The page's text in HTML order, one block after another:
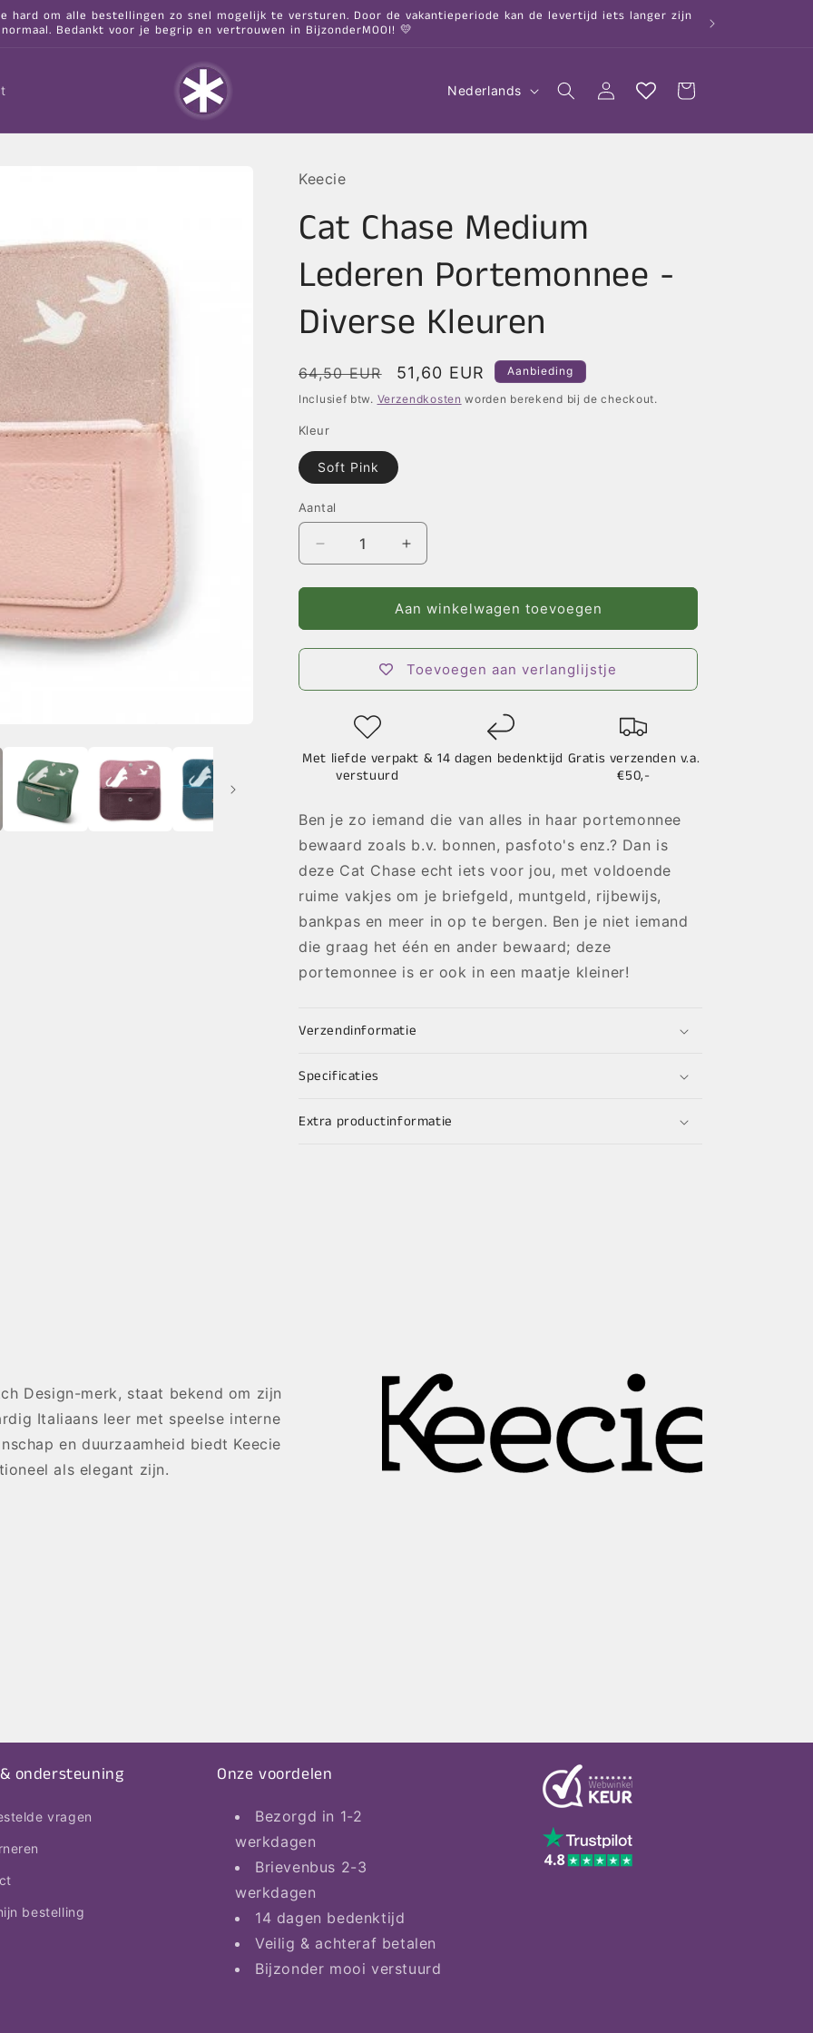
hard om alle bestellingen zo snel mogelijk te versturen. Door de vakantieperiode kan de levertijd iets langer zijn
Bedankt voor je begrip en vertrouwen in BijzonderMOOI! 💛
a
Nederlands Inloggen Winkelwagen
Keecie
Cat Chase Medium
Lederen Portemonnee -
Diverse Kleuren
Normale
prijs
64,50 EUR Aanbiedingsprijs
51,60 EUR Aanbieding
Inclusief btw. Verzendkosten worden berekend bij de checkout.
Kleur
Soft Pink
Aantal
Aantal
verlagen
voor
Chase
Medium
Diverse
Kleuren
Aantal
verhogen
voor
Cat
Chase
Medium
Lederen
Aan winkelwagen toevoegen
Toevoegen aan verlanglijstje
Met liefde verpakt &
verstuurd
14 dagen bedenktijd Gratis verzenden v.a.
€50,-
Ben je zo iemand die van alles in haar portemonnee
bewaard zoals b.v. bonnen, pasfoto's enz.? Dan is
deze Cat Chase echt iets voor jou, met voldoende
ruime vakjes om je briefgeld, muntgeld, rijbewijs,
bankpas en meer in op te bergen. Ben je niet iemand
die graag het één en ander bewaard; deze
portemonnee is er ook in een maatje kleiner!
Verzendinformatie
Specificaties
Extra productinformatie
Design-merk, staat bekend om zijn
Italiaans leer met speelse interne
en duurzaamheid biedt Keecie
als elegant zijn.
ondersteuning
vragen
bestelling
Onze voordelen
Bezorgd in 1-2
werkdagen
Brievenbus 2-3
werkdagen
14 dagen bedenktijd
Veilig & achteraf betalen
Bijzonder mooi verstuurd